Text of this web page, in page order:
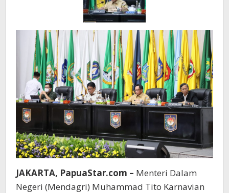
JAKARTA, PapuaStar.com – Menteri Dalam
Negeri (Mendagri) Muhammad Tito Karnavian